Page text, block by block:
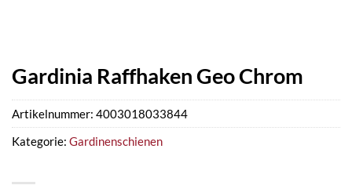
Gardinia Raffhaken Geo Chrom
Artikelnummer: 4003018033844
Kategorie: Gardinenschienen